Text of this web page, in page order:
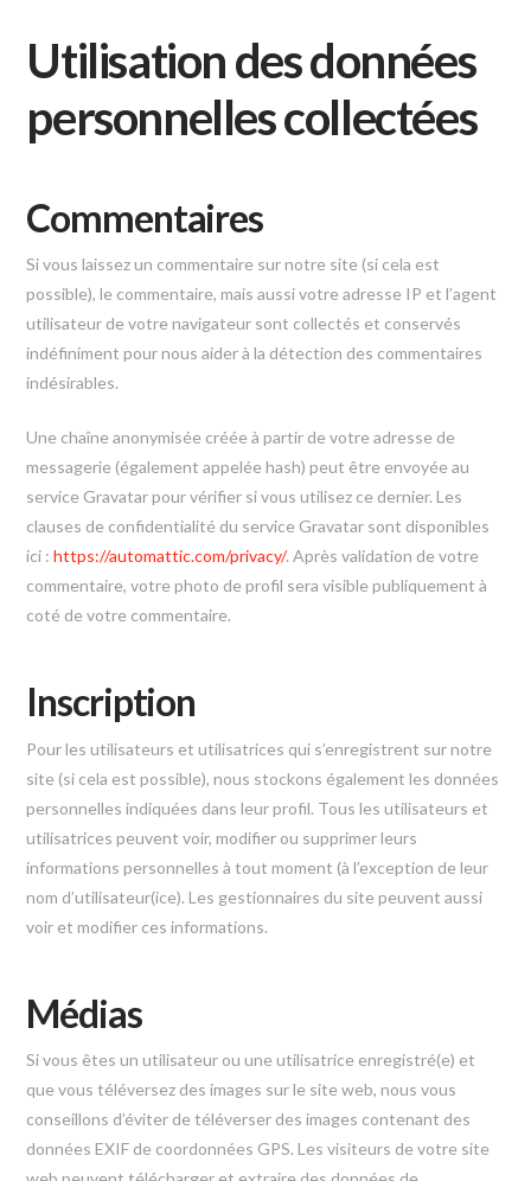
Utilisation des données
personnelles collectées
Commentaires
Si vous laissez un commentaire sur notre site (si cela est
possible), le commentaire, mais aussi votre adresse IP et l’agent
utilisateur de votre navigateur sont collectés et conservés
indéfiniment pour nous aider à la détection des commentaires
indésirables.
Une chaîne anonymisée créée à partir de votre adresse de
messagerie (également appelée hash) peut être envoyée au
service Gravatar pour vérifier si vous utilisez ce dernier. Les
clauses de confidentialité du service Gravatar sont disponibles
ici :https://automattic.com/privacy/. Après validation de votre
commentaire, votre photo de profil sera visible publiquement à
coté de votre commentaire.
Inscription
Pour les utilisateurs et utilisatrices qui s’enregistrent sur notre
site (si cela est possible), nous stockons également les données
personnelles indiquées dans leur profil. Tous les utilisateurs et
utilisatrices peuvent voir, modifier ou supprimer leurs
informations personnelles à tout moment (à l’exception de leur
nom d’utilisateur(ice). Les gestionnaires du site peuvent aussi
voir et modifier ces informations.
Médias
Si vous êtes un utilisateur ou une utilisatrice enregistré(e) et
que vous téléversez des images sur le site web, nous vous
conseillons d’éviter de téléverser des images contenant des
données EXIF de coordonnées GPS. Les visiteurs de votre site